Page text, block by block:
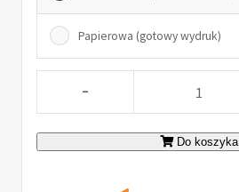
Papierowa (gotowy wydruk)
-
Do koszyka